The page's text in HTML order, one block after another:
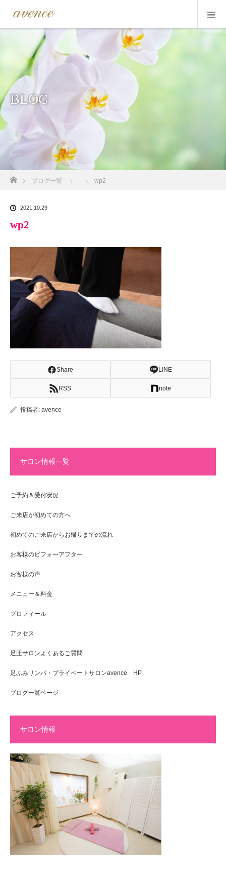
BLOG
ブログ一覧 wp2
2021.10.29
wp2
Share LINE
RSS note
投稿者: avence
サロン情報一覧
ご予約＆受付状況
ご来店が初めての方へ
初めてのご来店からお帰りまでの流れ
お客様のビフォーアフター
お客様の声
メニュー＆料金
プロフィール
アクセス
足圧サロンよくあるご質問
足ふみリンパ・プライベートサロンavence HP
ブログ一覧ページ
サロン情報